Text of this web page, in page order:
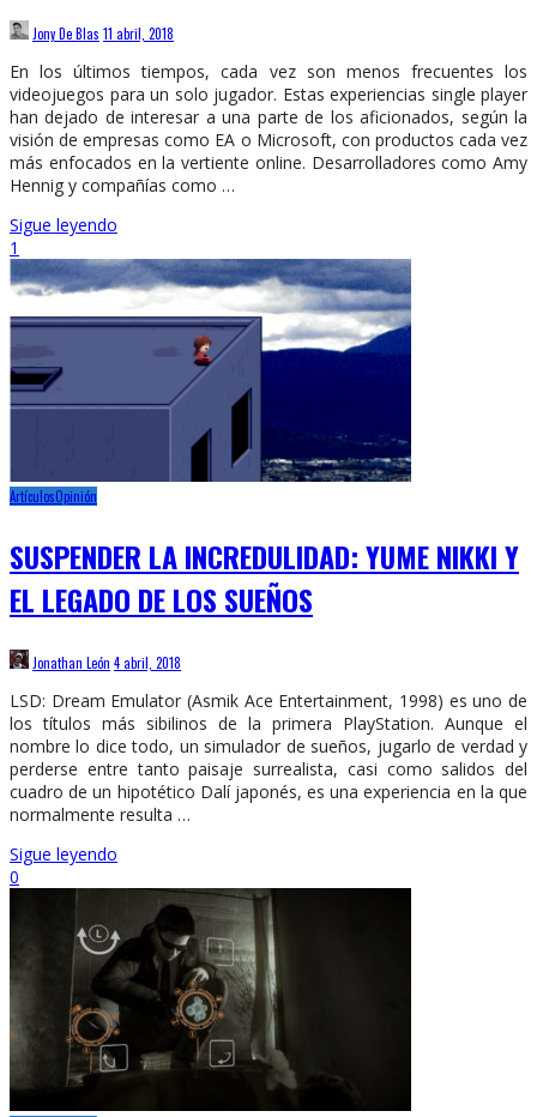
Jony De Blas 11 abril, 2018
En los últimos tiempos, cada vez son menos frecuentes los
videojuegos para un solo jugador. Estas experiencias single player
han dejado de interesar a una parte de los aficionados, según la
visión de empresas como EA o Microsoft, con productos cada vez
más enfocados en la vertiente online. Desarrolladores como Amy
Hennig y compañías como …
Sigue leyendo
1
ArtículosOpinión
SUSPENDER LA INCREDULIDAD: YUME NIKKI Y
EL LEGADO DE LOS SUEÑOS
Jonathan León 4 abril, 2018
LSD: Dream Emulator (Asmik Ace Entertainment, 1998) es uno de
los títulos más sibilinos de la primera PlayStation. Aunque el
nombre lo dice todo, un simulador de sueños, jugarlo de verdad y
perderse entre tanto paisaje surrealista, casi como salidos del
cuadro de un hipotético Dalí japonés, es una experiencia en la que
normalmente resulta …
Sigue leyendo
0